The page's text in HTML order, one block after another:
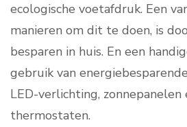
ecologische voetafdruk. Een
manieren om dit te doen, is
besparen in huis. En een
gebruik van
LED-verlichting, zonnepanelen
thermostaten.